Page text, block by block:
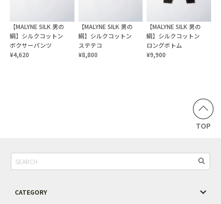
【MALYNE SILK 男の
絹】シルクコットン
ボクサーパンツ
¥4,620
【MALYNE SILK 男の
絹】シルクコットン
ステテコ
¥8,800
【MALYNE SILK 男の
絹】シルクコットン
ロングボトム
¥9,900
TOP
CATEGORY